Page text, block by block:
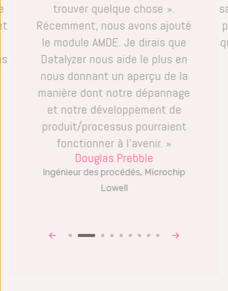
trouver quelque chose ».
Récemment, nous avons ajouté
le module AMDE. Je dirais que
Datalyzer nous aide le plus en
nous donnant un aperçu de la
manière dont notre dépannage
et notre développement de
produit/processus pourraient
fonctionner à l’avenir. »
Douglas Prebble
Ingénieur des procédés, Microchip
Lowell